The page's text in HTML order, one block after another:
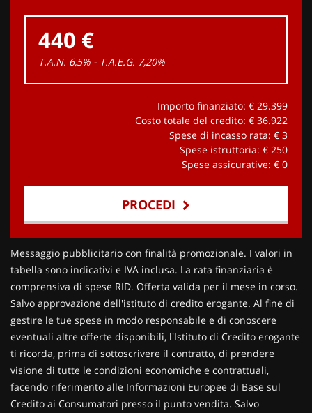
440 €
T.A.N. 6,5% - T.A.E.G. 7,20%
Importo finanziato: € 29.399
Costo totale del credito: € 36.922
Spese di incasso rata: € 3
Spese istruttoria: € 250
Spese assicurative: € 0
PROCEDI
Contattaci
Messaggio pubblicitario con finalità promozionale. I valori in
tabella sono indicativi e IVA inclusa. La rata finanziaria è
comprensiva di spese RID. Offerta valida per il mese in corso.
Salvo approvazione dell'istituto di credito erogante. Al fine di
gestire le tue spese in modo responsabile e di conoscere
eventuali altre offerte disponibili, l'Istituto di Credito erogante
ti ricorda, prima di sottoscrivere il contratto, di prendere
visione di tutte le condizioni economiche e contrattuali,
facendo riferimento alle Informazioni Europee di Base sul
Credito ai Consumatori presso il punto vendita. Salvo